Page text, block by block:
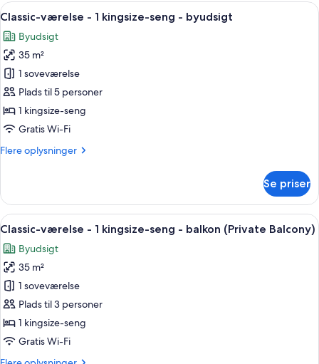
udsigt
til
pool
soveværelse
ikke-
ryger
udsigt
til
pool
Indlæs
alle
billeder
af
Classic-
værelse
-
1
seng
Et hotelværelse med en stor seng,
5
Classic-værelse - 1 kingsize-seng - byudsigt
Byudsigt
35 m²
1 soveværelse
Plads til 5 personer
1 kingsize-seng
Gratis Wi-Fi
Flere oplysninger
Flere
værelse
1
seng
byudsigt
Se priser
Indlæs
alle
billeder
af
Classic-
værelse
-
1
Et hotelværelse med en stor seng,
5
Classic-værelse - 1 kingsize-seng - balkon (Private Balcony)
Byudsigt
35 m²
1 soveværelse
Plads til 3 personer
1 kingsize-seng
Gratis Wi-Fi